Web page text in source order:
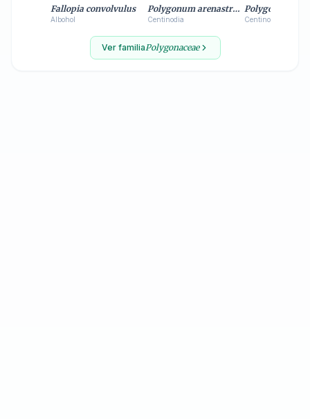
Fallopia convolvulus
Albohol
Polygonum arenastrum
Centinodia
Polygonum
Centinodia
Ver familiaPolygonaceae